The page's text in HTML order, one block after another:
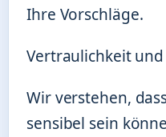
Ihre Vorschläge.
Vertraulichkeit
Wir verstehen,
sensibel sein